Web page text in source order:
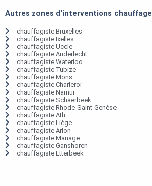
Autres zones d'interventions chauffage
chauffagiste Bruxelles
chauffagiste Ixelles
chauffagiste Uccle
chauffagiste Anderlecht
chauffagiste Waterloo
chauffagiste Tubize
chauffagiste Mons
chauffagiste Charleroi
chauffagiste Namur
chauffagiste Schaerbeek
chauffagiste Rhode-Saint-Genèse
chauffagiste Ath
chauffagiste Liège
chauffagiste Arlon
chauffagiste Manage
chauffagiste Ganshoren
chauffagiste Etterbeek